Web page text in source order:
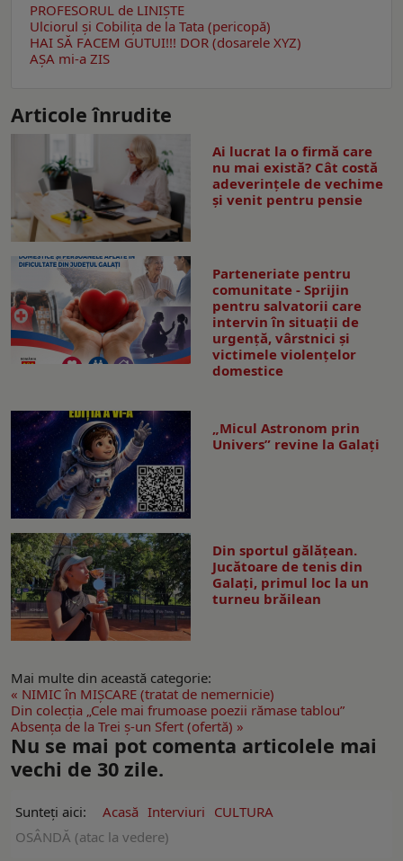
PROFESORUL de LINIȘTE
Ulciorul şi Cobiliţa de la Tata (pericopă)
HAI SĂ FACEM GUTUI!!! DOR (dosarele XYZ)
AŞA mi-a ZIS
Articole înrudite
Ai lucrat la o firmă care
nu mai există? Cât costă
adeverințele de vechime
și venit pentru pensie
Parteneriate pentru
comunitate - Sprijin
pentru salvatorii care
intervin în situații de
urgență, vârstnici și
victimele violențelor
domestice
„Micul Astronom prin
Univers” revine la Galați
Din sportul gălățean.
Jucătoare de tenis din
Galați, primul loc la un
turneu brăilean
Mai multe din această categorie:
« NIMIC în MIȘCARE (tratat de nemernicie)
Din colecţia „Cele mai frumoase poezii rămase tablou”
Absenţa de la Trei ş-un Sfert (ofertă) »
Nu se mai pot comenta articolele mai
vechi de 30 zile.
Sunteți aici: Acasă Interviuri CULTURA
OSÂNDĂ (atac la vedere)